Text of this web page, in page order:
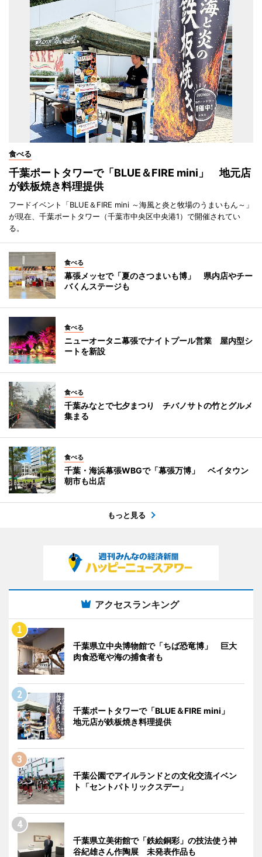
食べる
千葉ポートタワーで「BLUE＆FIRE mini」 地元店
が鉄板焼き料理提供
フードイベント「BLUE＆FIRE mini ～海風と炎と牧場のうまいもん～」
が現在、千葉ポートタワー（千葉市中央区中央港1）で開催されてい
る。
食べる
幕張メッセで「夏のさつまいも博」 県内店やチー
バくんステージも
食べる
ニューオータニ幕張でナイトプール営業 屋内型シ
ートを新設
食べる
千葉みなとで七夕まつり チバノサトの竹とグルメ
集まる
食べる
千葉・海浜幕張WBGで「幕張万博」 ベイタウン
朝市も出店
もっと見る
アクセスランキング
千葉県立中央博物館で「ちば恐竜博」 巨大
肉食恐竜や海の捕食者も
千葉ポートタワーで「BLUE＆FIRE mini」
地元店が鉄板焼き料理提供
千葉公園でアイルランドとの文化交流イベン
ト「セントパトリックスデー」
千葉県立美術館で「鉄絵銅彩」の技法使う神
谷紀雄さん作陶展 未発表作品も